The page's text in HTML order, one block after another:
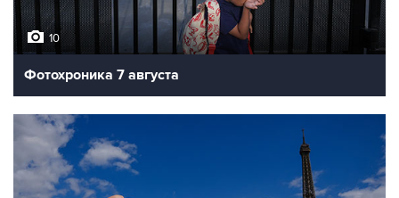
10
Фотохроника 7 августа